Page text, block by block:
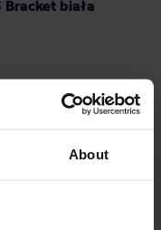
About
biała